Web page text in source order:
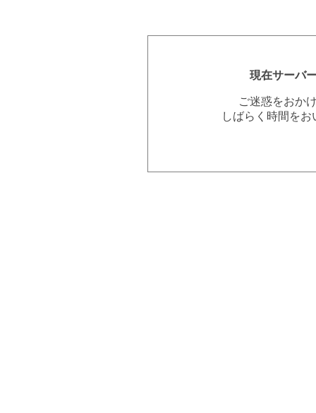
現在サーバ
ご迷惑をおか
しばらく時間を